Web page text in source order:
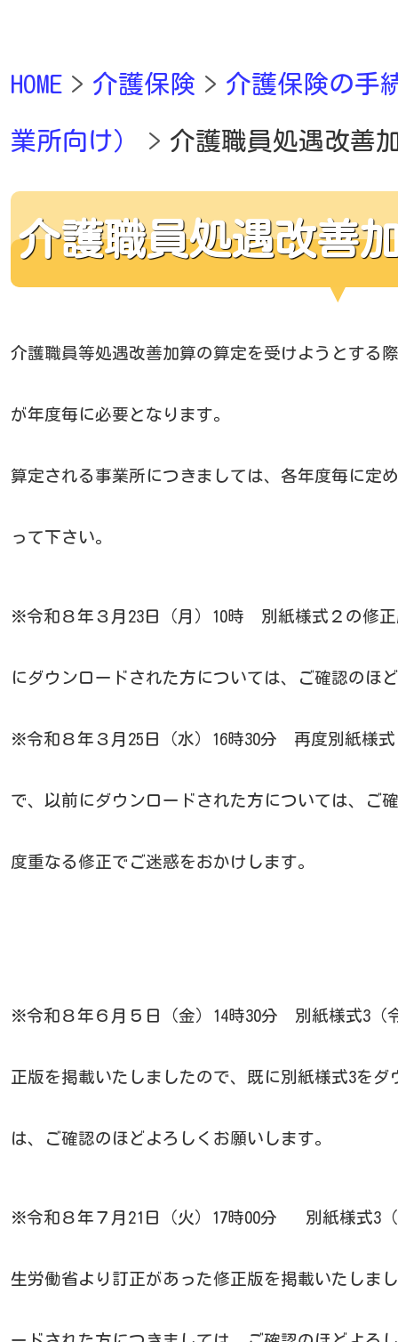
HOME 介護保険 介護保険の手
業所向け） 介護職員処遇改善
介護職員処遇改善
介護職員等処遇改善加算の算定を受けようとする
が年度毎に必要となります。
算定される事業所につきましては、各年度毎に定
って下さい。
※令和８年３月23日（月）10時 別紙様式２の修
にダウンロードされた方については、ご確認のほ
※令和８年３月25日（水）16時30分 再度別紙様
で、以前にダウンロードされた方については、ご
度重なる修正でご迷惑をおかけします。
※令和８年６月５日（金）14時30分 別紙様式3（
正版を掲載いたしましたので、既に別紙様式3を
は、ご確認のほどよろしくお願いします。
※令和８年７月21日（火）17時00分 別紙様式3
生労働省より訂正があった修正版を掲載いたしま